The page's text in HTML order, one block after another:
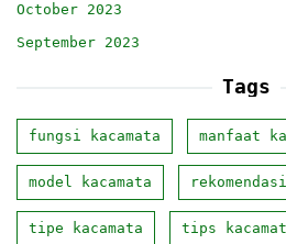
October 2023
September 2023
Tags
fungsi kacamata manfaat
model kacamata
tipe kacamata tips